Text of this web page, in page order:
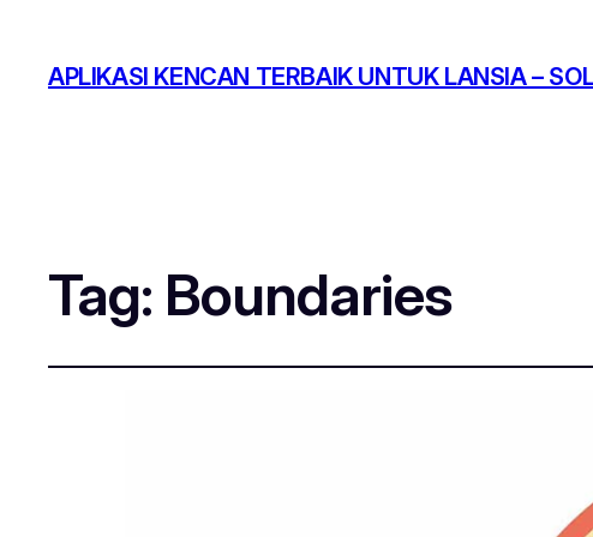
APLIKASI KENCAN TERBAIK UNTUK LANSIA –
Tag: Boundaries